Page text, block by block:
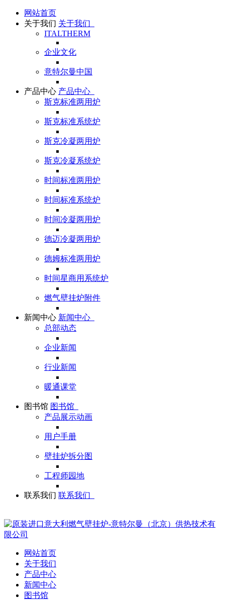
网站首页
关于我们 关于我们
ITALTHERM
企业文化
意特尔曼中国
产品中心 产品中心
斯克标准两用炉
斯克标准系统炉
斯克冷凝两用炉
斯克冷凝系统炉
时间标准两用炉
时间标准系统炉
时间冷凝两用炉
德迈冷凝两用炉
德姆标准两用炉
时间星商用系统炉
燃气壁挂炉附件
新闻中心 新闻中心
总部动态
企业新闻
行业新闻
暖通课堂
图书馆 图书馆
产品展示动画
用户手册
壁挂炉拆分图
工程师园地
联系我们 联系我们
网站首页
关于我们
产品中心
新闻中心
图书馆